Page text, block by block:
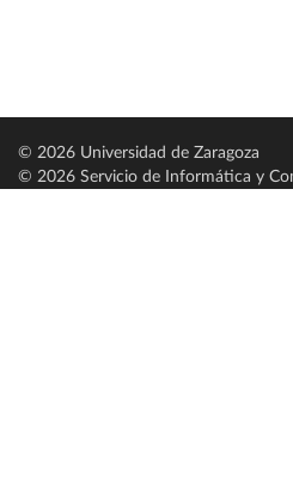
© 2026 Universidad de Zaragoza
© 2026 Servicio de Informática y